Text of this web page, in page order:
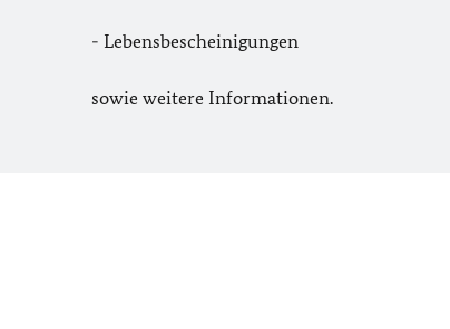
- Lebensbescheinigungen
sowie weitere Informationen.